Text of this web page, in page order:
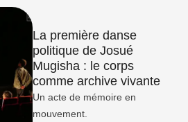
La première danse
politique de Josué
Mugisha : le corps
comme archive vivante
Un acte de mémoire en
mouvement.